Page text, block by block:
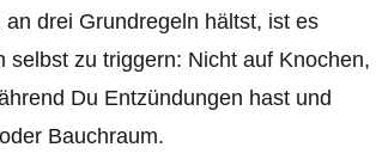
an drei Grundregeln hältst, ist es
selbst zu triggern: Nicht auf Knochen,
Du Entzündungen hast und
Bauchraum.